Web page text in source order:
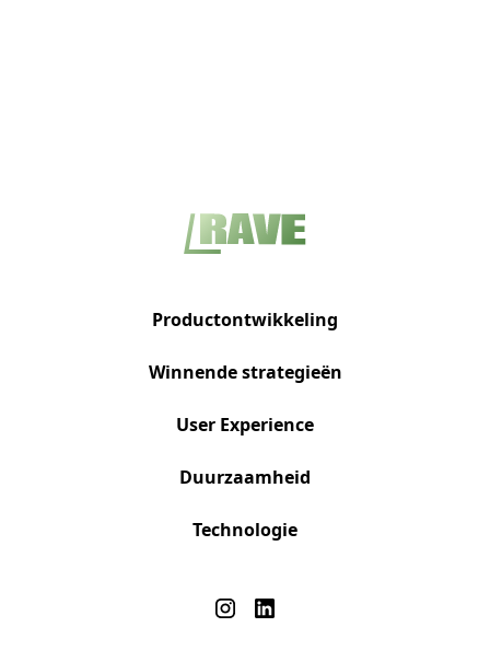
Productontwikkeling
Winnende strategieën
User Experience
Duurzaamheid
Technologie